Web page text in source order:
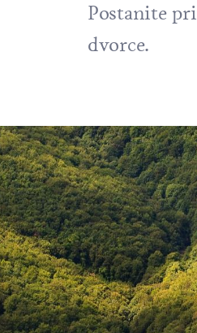
Postanite
dvorce.